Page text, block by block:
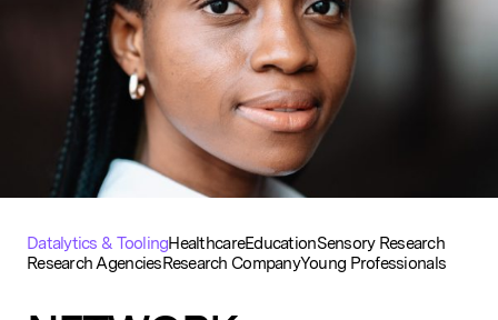
Populaire zoekopdrachten
Datalytics & ToolingHealthcareEducationSensory Research
Research AgenciesResearch CompanyYoung Professionals